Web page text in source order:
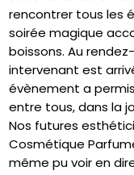
rencontrer tous les
soirée magique
boissons. Au
intervenant est
évènement a
entre tous, dans la
Nos futures
Cosmétique
même pu voir en